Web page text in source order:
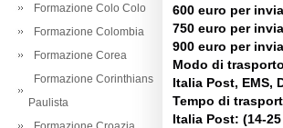
Formazione Colo Colo
Formazione Colombia
Formazione Corea
Formazione Corinthians
Paulista
600 euro per
750 euro per
900 euro per
Modo di
Italia Post, EMS,
Tempo di
Italia Post: (14-